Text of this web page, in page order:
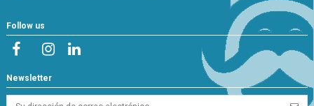
Follow us
Newsletter